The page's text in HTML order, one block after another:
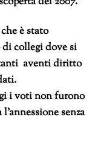
è stato
collegi dove si
aventi diritto
i voti non furono
senza